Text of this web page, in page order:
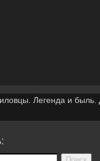
Легенда и быль.